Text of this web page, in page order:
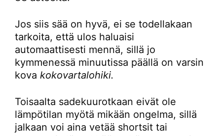
Jos siis sää on hyvä, ei se todellakaan
tarkoita, että ulos haluaisi
automaattisesti mennä, sillä jo
kymmenessä minuutissa päällä on varsin
kova kokovartalohiki.
Toisaalta sadekuurotkaan eivät ole
lämpötilan myötä mikään ongelma, sillä
jalkaan voi aina vetää shortsit tai